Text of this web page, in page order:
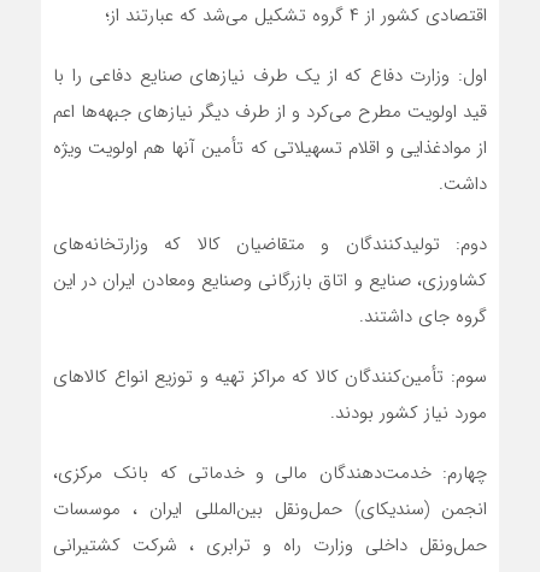
اقتصادی کشور از ۴ گروه تشکیل می‌شد که عبارتند از؛
اول: وزارت دفاع که از یک طرف نیازهای صنایع دفاعی را با
قید اولویت مطرح می‌کرد و از طرف دیگر نیازهای جبهه‌ها اعم
از موادغذایی و اقلام تسهیلاتی که تأمین آنها هم اولویت ویژه
داشت.
دوم: تولیدکنندگان و متقاضیان کالا که وزارتخانه‌های
کشاورزی، صنایع و اتاق بازرگانی وصنایع ومعادن ایران در این
گروه جای داشتند.
سوم: تأمین‌کنندگان کالا که مراکز تهیه و توزیع انواع کالاهای
مورد نیاز کشور بودند.
چهارم: خدمت‌دهندگان مالی و خدماتی که بانک مرکزی،
انجمن (سندیکای) حمل‌ونقل بین‌المللی ایران ، موسسات
حمل‌ونقل داخلی وزارت راه‌ و ترابری ، شرکت کشتیرانی